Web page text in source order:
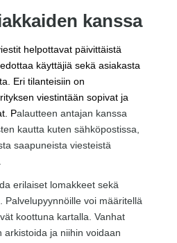
kanssa
helpottavat päivittäistä
käyttäjiä sekä asiakasta
Eri tilanteisiin on
viestintään sopivat ja
Palautteen antajan kanssa
kautta kuten sähköpostissa,
saapuneista viesteistä
erilaiset lomakkeet sekä
Palvelupyynnöille voi määritellä
koottuna kartalla.Vanhat
arkistoida ja niihin voidaan